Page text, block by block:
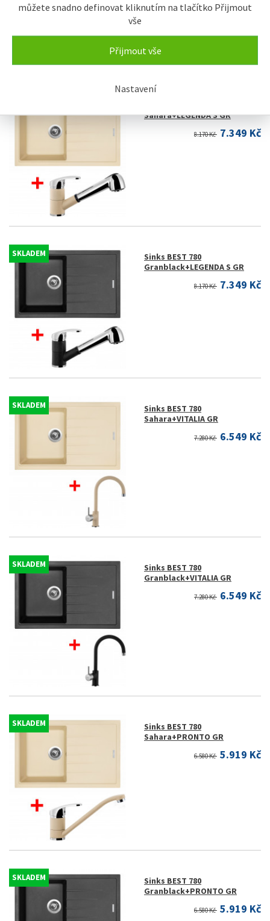
můžete snadno definovat kliknutím na tlačítko Přijmout
vše
Přijmout vše
Nastavení
Sahara+LEGENDA S GR
8.170 Kč 7.349 Kč
SKLADEM
Sinks BEST 780
Granblack+LEGENDA S GR
8.170 Kč 7.349 Kč
SKLADEM
Sinks BEST 780
Sahara+VITALIA GR
7.280 Kč 6.549 Kč
SKLADEM
Sinks BEST 780
Granblack+VITALIA GR
7.280 Kč 6.549 Kč
SKLADEM
Sinks BEST 780
Sahara+PRONTO GR
6.580 Kč 5.919 Kč
SKLADEM
Sinks BEST 780
Granblack+PRONTO GR
6.580 Kč 5.919 Kč